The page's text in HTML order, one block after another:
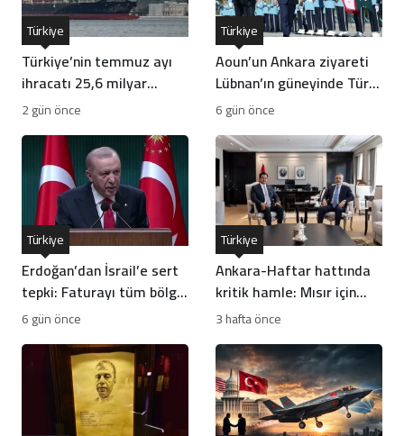
Türkiye’nin temmuz ayı
ihracatı 25,6 milyar
dolarla rekor kırdı
Türkiye
2 gün önce
Aoun’un Ankara ziyareti
Lübnan’ın güneyinde Türk
gücünün önünü açar mı?
Türkiye
6 gün önce
Erdoğan’dan İsrail’e sert
tepki: Faturayı tüm bölge
ödüyor
Türkiye
6 gün önce
Ankara-Haftar hattında
kritik hamle: Mısır için
risk mi?
Türkiye
3 hafta önce